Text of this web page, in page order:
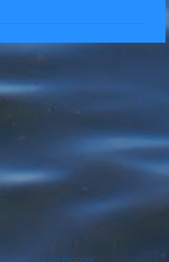
Tecnologia do Blogger